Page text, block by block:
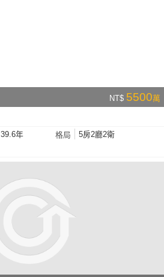
NT$ 5500萬
39.6年 格局
5房2廳2衛